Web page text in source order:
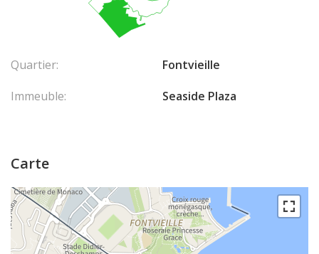
Quartier:
Fontvieille
Immeuble:
Seaside Plaza
Carte